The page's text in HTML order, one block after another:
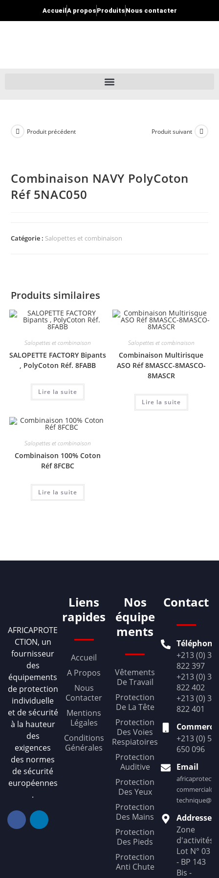
Accueil A propos Produits Nous contacter
Produit précédent Produit suivant
Combinaison NAVY PolyCoton
Réf 5NAC050
Catégorie : Salopettes et combinaison
Produits similaires
Salopettes et combinaison
SALOPETTE FACTORY Bipants
, PolyCoton Réf. 8FABB
Lire la suite
Salopettes et combinaison
Combinaison Multirisque
ASO Réf 8MASCC-8MASCO-
8MASCR
Lire la suite
Salopettes et combinaison
Combinaison 100% Coton
Réf 8FCBC
Lire la suite
AFRICAPROTE
CTION, un
fournisseur
des
équipements
de protection
individuelle
et de sécurité
à la hauteur
des
exigences
des normes
de sécurité
européennes
.
Liens
rapides
Accueil
A Propos
Nous
Contacter
Mentions
Légales
Conditions
Générales
Nos
équipe
ments
Vêtements
De Travail
Protection
De La Tête
Protection
Des Voies
Respiatoires
Protection
Auditive
Protection
Des Yeux
Protection
Des Mains
Protection
Des Pieds
Protection
Anti Chute
Contact
Téléphone
+213 (0) 36
822 397
+213 (0) 36
822 402
+213 (0) 36
822 401
+213 (0)
650 096
Email
Addresse
Zone
d'activités
Lot N° 03
- BP 143
Bis -